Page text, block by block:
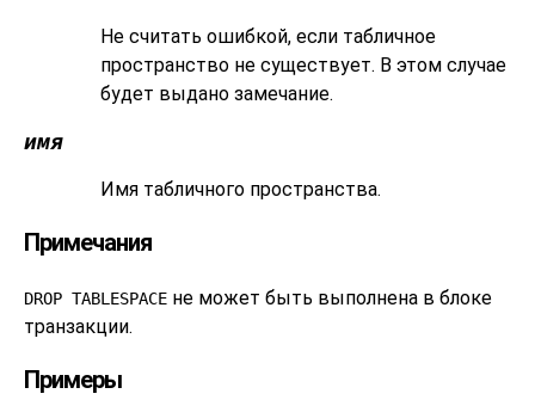
Не считать ошибкой, если табличное
пространство не существует. В этом случае
будет выдано замечание.
имя
Имя табличного пространства.
Примечания
DROP TABLESPACE не может быть выполнена в блоке
транзакции.
Примеры